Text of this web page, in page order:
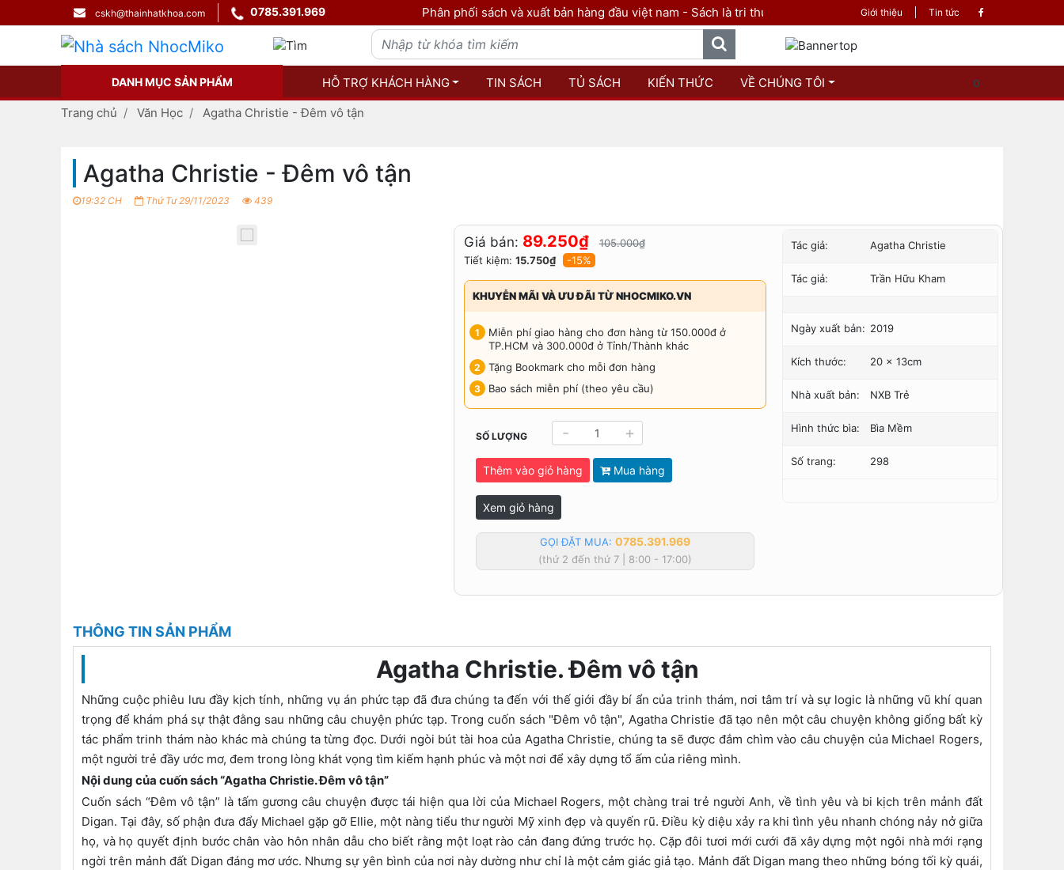
cskh@thainhatkhoa.com 0785.391.969 Phân phối sách và xuất bản hàng đầu việt nam - Sách là tri thức Giới thiệu Tin tức
HỖ TRỢ KHÁCH HÀNG TIN SÁCH TỦ SÁCH KIẾN THỨC VỀ CHÚNG TÔI 0
DANH MỤC SẢN PHẨM
Trang chủ Văn Học Agatha Christie - Đêm vô tận
Agatha Christie - Đêm vô tận
19:32 CH Thứ Tư 29/11/2023 439
Giá bán: 89.250₫
105.000₫
Tiết kiệm: 15.750₫ -15%
KHUYỄN MÃI VÀ ƯU ĐÃI TỪ NHOCMIKO.VN
Miễn phí giao hàng cho đơn hàng từ 150.000đ ở
TP.HCM và 300.000đ ở Tỉnh/Thành khác
Tặng Bookmark cho mỗi đơn hàng
Bao sách miễn phí (theo yêu cầu)
SỐ LƯỢNG - +
Thêm vào giỏ hàng Mua hàng
Xem giỏ hàng
GỌI ĐẶT MUA: 0785.391.969
(thứ 2 đến thứ 7 | 8:00 - 17:00)
Tác giả: Agatha Christie
Tác giả: Trần Hữu Kham
Ngày xuất bản: 2019
Kích thước: 20 x 13cm
Nhà xuất bản: NXB Trẻ
Hình thức bìa: Bìa Mềm
Số trang: 298
THÔNG TIN SẢN PHẨM
Agatha Christie. Đêm vô tận
Những cuộc phiêu lưu đầy kịch tính, những vụ án phức tạp đã đưa chúng ta đến với thế giới đầy bí ẩn của trinh thám, nơi tâm trí và sự logic là những vũ khí quan
trọng để khám phá sự thật đằng sau những câu chuyện phức tạp. Trong cuốn sách "Đêm vô tận", Agatha Christie đã tạo nên một câu chuyện không giống bất kỳ
tác phẩm trinh thám nào khác mà chúng ta từng đọc. Dưới ngòi bút tài hoa của Agatha Christie, chúng ta sẽ được đắm chìm vào câu chuyện của Michael Rogers,
một người trẻ đầy ước mơ, đem trong lòng khát vọng tìm kiếm hạnh phúc và một nơi để xây dựng tổ ấm của riêng mình.
Nội dung của cuốn sách “Agatha Christie. Đêm vô tận”
Cuốn sách “Đêm vô tận” là tấm gương câu chuyện được tái hiện qua lời của Michael Rogers, một chàng trai trẻ người Anh, về tình yêu và bi kịch trên mảnh đất
Digan. Tại đây, số phận đưa đẩy Michael gặp gỡ Ellie, một nàng tiểu thư người Mỹ xinh đẹp và quyến rũ. Điều kỳ diệu xảy ra khi tình yêu nhanh chóng nảy nở giữa
họ, và họ quyết định bước chân vào hôn nhân dẫu cho biết rằng một loạt rào cản đang đứng trước họ. Cặp đôi tươi mới cưới đã xây dựng một ngôi nhà mới rạng
ngời trên mảnh đất Digan đáng mơ ước. Nhưng sự yên bình của nơi này dường như chỉ là một cảm giác giả tạo. Mảnh đất Digan mang theo những bóng tối kỳ quái,